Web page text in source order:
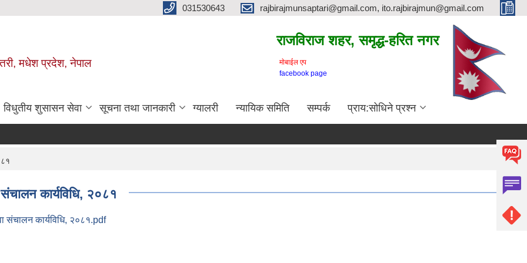
031530643 rajbirajmunsaptari@gmail.com, ito.rajbirajmun@gmail.com
मधेश प्रदेश, नेपाल
राजविराज शहर, समृद्ध-हरित नगर
माेबाईल एप
facebook page
विधुतीय शुसासन सेवा सूचना तथा जानकारी ग्यालरी न्यायिक समिति सम्पर्क प्राय:सोधिने प्रश्न
कार्यविधि, २०८१
संचालन कार्यविधि, २०८१.pdf